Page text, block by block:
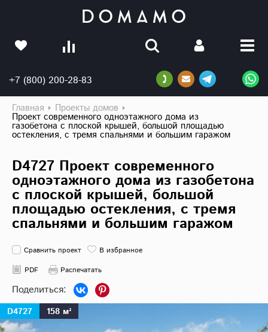
+7 (800) 200-28-83
Главная Проекты домов
Проект современного одноэтажного дома из
газобетона с плоской крышей, большой площадью
остекления, с тремя спальнями и большим гаражом
D4727 Проект современного
одноэтажного дома из газобетона
с плоской крышей, большой
площадью остекления, с тремя
спальнями и большим гаражом
Сравнить проект
В избранное
PDF
Распечатать
D4727 158 м²